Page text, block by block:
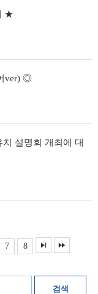
★
ver) ◎
설명회 개최에 대
7 8
검색